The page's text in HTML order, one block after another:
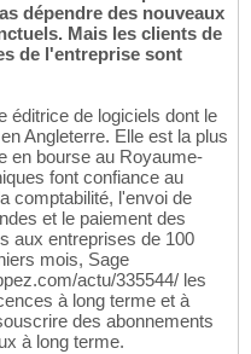
dépendre des nouveaux
Mais les clients de
de l'entreprise sont
éditrice de logiciels dont le
Angleterre. Elle est la plus
en bourse au Royaume-
font confiance au
comptabilité, l'envoi de
et le paiement des
aux entreprises de 100
mois, Sage
actu/335544/ les
à long terme et à
des abonnements
à long terme.